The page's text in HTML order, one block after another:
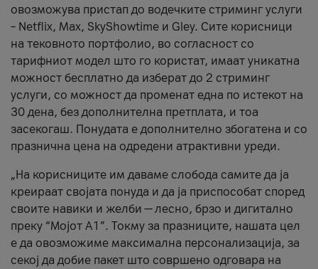
овозможува пристап до водечките стриминг услуги
– Netflix, Max, SkyShowtime и Gley. Сите корисници
на тековното портфолио, во согласност со
тарифниот модел што го користат, имаат уникатна
можност бесплатно да изберат до 2 стриминг
услуги, со можност да променат една по истекот на
30 дена, без дополнителна претплата, и тоа
засекогаш. Понудата е дополнително збогатена и со
празнична цена на одредени атрактивни уреди.
„На корисниците им даваме слобода самите да ја
креираат својата понуда и да ја приспособат според
своите навики и желби — лесно, брзо и дигитално
преку “Мојот А1”. Токму за празниците, нашата цел
е да овозможиме максимална персонализација, за
секој да добие пакет што совршено одговара на